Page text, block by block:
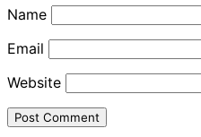
Name
Email
Website